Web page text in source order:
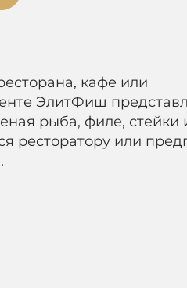
кафе или
ЭлитФиш
рыба, филе,
ресторатору или